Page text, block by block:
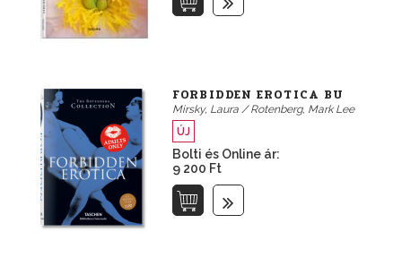
FORBIDDEN EROTICA BU
Mirsky, Laura / Rotenberg, Mark Lee
ÚJ
Bolti és Online ár:
9 200 Ft